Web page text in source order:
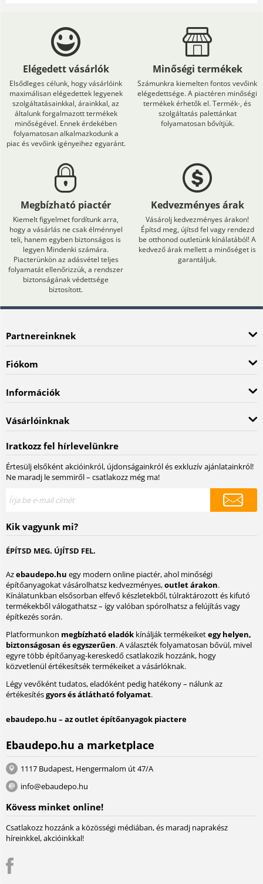
Elégedett vásárlók
Elsődleges célunk, hogy vásárlóink
maximálisan elégedettek legyenek
szolgáltatásainkkal, árainkkal, az
általunk forgalmazott termékek
minőségével. Ennek érdekében
folyamatosan alkalmazkodunk a
piac és vevőink igényeihez egyaránt.
Minőségi termékek
Számunkra kiemelten fontos vevőink
elégedettsége. A piactéren minőségi
termékek érhetők el. Termék-, és
szolgáltatás palettánkat
folyamatosan bővítjük.
Megbízható piactér
Kiemelt figyelmet fordítunk arra,
hogy a vásárlás ne csak élménnyel
teli, hanem egyben biztonságos is
legyen Mindenki számára.
Piacterünkön az adásvétel teljes
folyamatát ellenőrizzük, a rendszer
biztonságának védettsége
biztosított.
Kedvezményes árak
Vásárolj kedvezményes árakon!
Építsd meg, újítsd fel vagy rendezd
be otthonod outletünk kínálatából! A
kedvező árak mellett a minőséget is
garantáljuk.
Partnereinknek
Fiókom
Információk
Vásárlóinknak
Iratkozz fel hírlevelünkre
Értesülj elsőként akcióinkról, újdonságainkról és exkluzív ajánlatainkról!
Ne maradj le semmiről – csatlakozz még ma!
Kik vagyunk mi?
ÉPÍTSD MEG. ÚJÍTSD FEL.
Azebaudepo.hu egy modern online piactér, ahol minőségi
építőanyagokat vásárolhatsz kedvezményes,outlet árakon.
Kínálatunkban elsősorban elfevő készletekből, túlraktározott és kifutó
termékekből válogathatsz – így valóban spórolhatsz a felújítás vagy
építkezés során.
Platformunkon megbízható eladók kínálják termékeiketegy helyen,
biztonságosan és egyszerűen. A választék folyamatosan bővül, mivel
egyre több építőanyag-kereskedő csatlakozik hozzánk, hogy
közvetlenül értékesítsék termékeiket a vásárlóknak.
Légy vevőként tudatos, eladóként pedig hatékony – nálunk az
értékesítésgyors és átlátható folyamat.
ebaudepo.hu – az outlet építőanyagok piactere
Ebaudepo.hu a marketplace
1117 Budapest, Hengermalom út 47/A
info@ebaudepo.hu
Kövess minket online!
Csatlakozz hozzánk a közösségi médiában, és maradj naprakész
híreinkkel, akcióinkkal!